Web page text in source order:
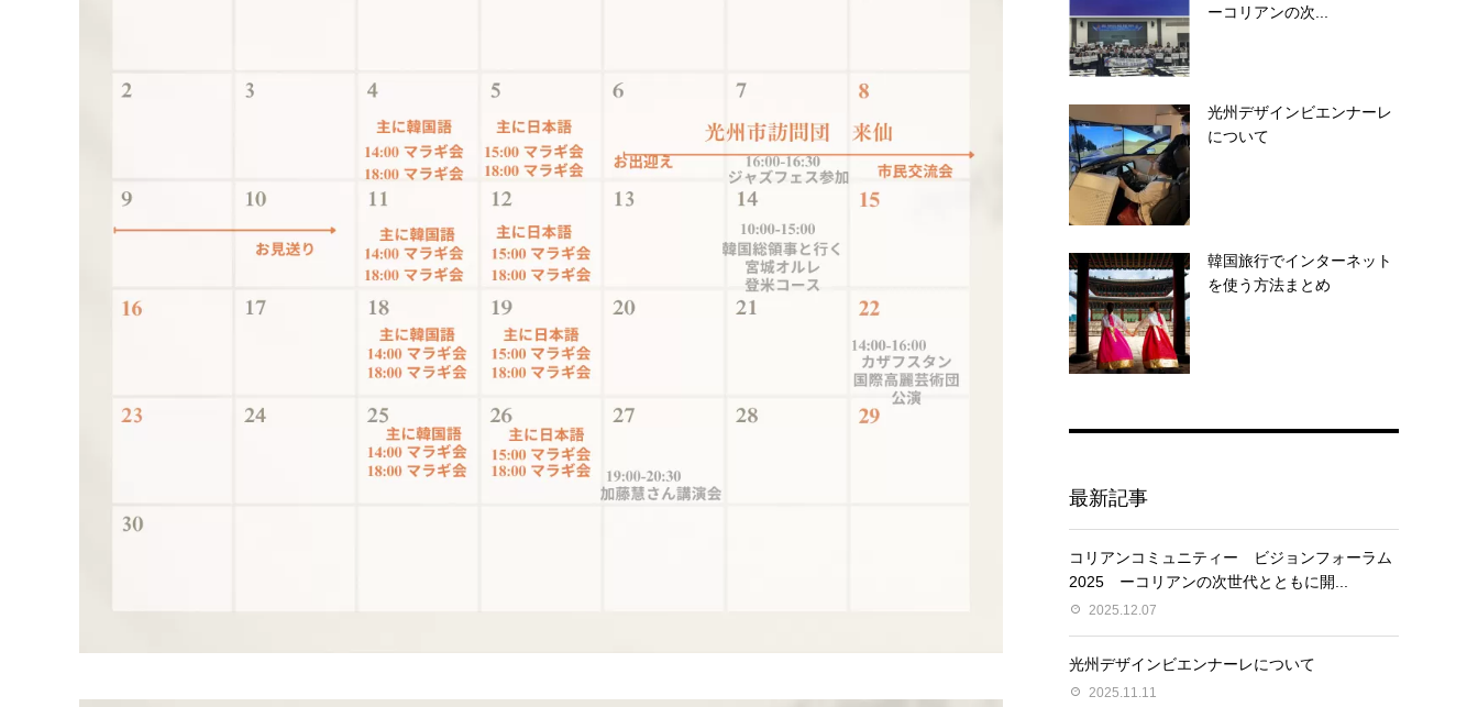
ーコリアンの次...
光州デザインビエンナーレ
について
韓国旅行でインターネット
を使う方法まとめ
最新記事
コリアンコミュニティー ビジョンフォーラム
2025 ーコリアンの次世代とともに開...
2025.12.07
光州デザインビエンナーレについて
2025.11.11